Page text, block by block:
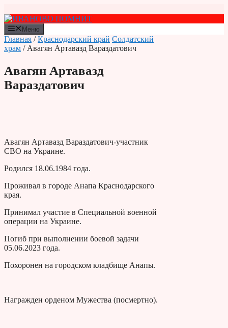
к
содержимому
Меню
Главная /Краснодарский край Солдатский
храм / Авагян Артавазд Вараздатович
Авагян Артавазд
Вараздатович
Авагян Артавазд Вараздатович-участник
СВО на Украине.
Родился 18.06.1984 года.
Проживал в городе Анапа Краснодарского
края.
Принимал участие в Специальной военной
операции на Украине.
Погиб при выполнении боевой задачи
05.06.2023 года.
Похоронен на городском кладбище Анапы.
Награжден орденом Мужества (посмертно).